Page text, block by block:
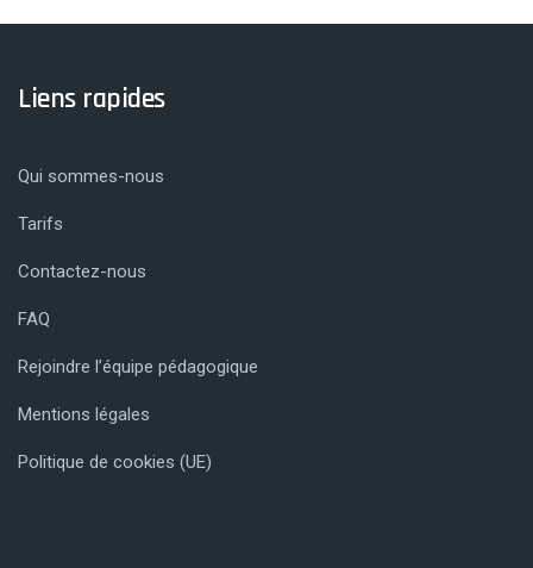
Liens rapides
Qui sommes-nous
Tarifs
Contactez-nous
FAQ
Rejoindre l’équipe pédagogique
Mentions légales
Politique de cookies (UE)